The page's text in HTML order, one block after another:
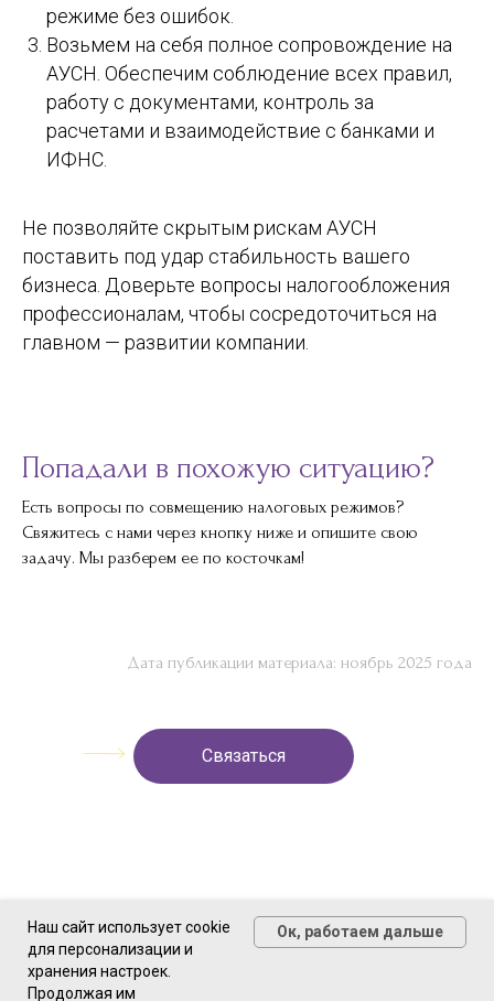
режиме без ошибок.
Возьмем на себя полное сопровождение на
АУСН. Обеспечим соблюдение всех правил,
работу с документами, контроль за
расчетами и взаимодействие с банками и
ИФНС.
Не позволяйте скрытым рискам АУСН
поставить под удар стабильность вашего
бизнеса. Доверьте вопросы налогообложения
профессионалам, чтобы сосредоточиться на
главном — развитии компании.
Попадали в похожую ситуацию?
Есть вопросы по совмещению налоговых режимов?
Свяжитесь с нами через кнопку ниже и опишите свою
задачу. Мы разберем ее по косточкам!
Дата публикации материала: ноябрь 2025 года
Связаться
Наш сайт использует cookie
для персонализации и
хранения настроек.
Продолжая им
Ок, работаем дальше